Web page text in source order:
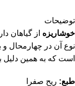
توضیحات
خوشاریزه از گیاهان
نوع آن در چهارمحال
است که به همین دلیل
طبع: ریح صفرا